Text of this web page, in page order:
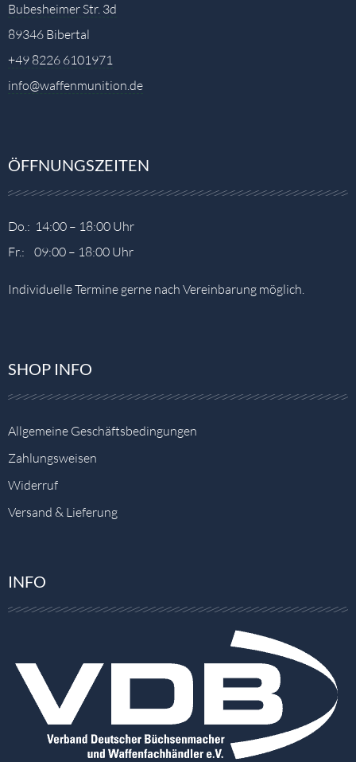
Bubesheimer Str. 3d
89346 Bibertal
+49 8226 6101971
info@waffenmunition.de
ÖFFNUNGSZEITEN
Do.: 14:00 – 18:00 Uhr
Fr.: 09:00 – 18:00 Uhr
Individuelle Termine gerne nach Vereinbarung möglich.
SHOP INFO
Allgemeine Geschäftsbedingungen
Zahlungsweisen
Widerruf
Versand & Lieferung
INFO